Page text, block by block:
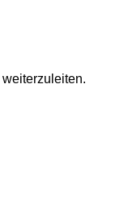
weiterzuleiten.